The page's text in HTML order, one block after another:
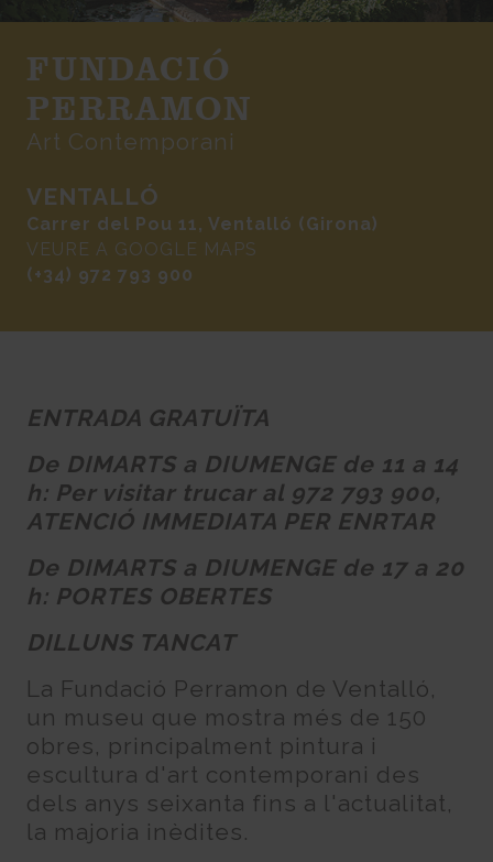
FUNDACIÓ
PERRAMON
Art Contemporani
VENTALLÓ
Carrer del Pou 11, Ventalló (Girona)
VEURE A GOOGLE MAPS
(+34) 972 793 900
ENTRADA GRATUÏTA
De DIMARTS a DIUMENGE de 11 a 14
h: Per visitar trucar al 972 793 900,
ATENCIÓ IMMEDIATA PER ENRTAR
De DIMARTS a DIUMENGE de 17 a 20
h: PORTES OBERTES
DILLUNS TANCAT
La Fundació Perramon de Ventalló,
un museu que mostra més de 150
obres, principalment pintura i
escultura d'art contemporani des
dels anys seixanta fins a l'actualitat,
la majoria inèdites.